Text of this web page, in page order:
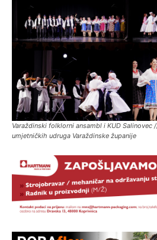
Varaždinski folklorni ansambl i KUD Salinovec
umjetničkih udruga Varaždinske županije